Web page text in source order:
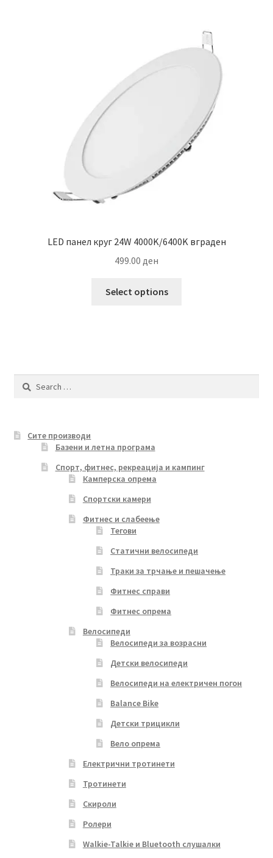
options
product
page
LED панел круг 24W 4000K/6400K вграден
499.00 ден
Select options
options
product
Search
Сите производи
Базени и летна програма
Спорт, фитнес, рекреација и кампинг
Камперска опрема
Спортски камери
Фитнес и слабеење
Тегови
Статични велосипеди
Траки за трчање и пешачење
Фитнес справи
Фитнес опрема
Велосипеди
Велосипеди за возрасни
Детски велосипеди
Велосипеди на електричен погон
Balance Bike
Детски трицикли
Вело опрема
Електрични тротинети
Тротинети
Скироли
Ролери
Walkie-Talkie и Bluetooth слушалки